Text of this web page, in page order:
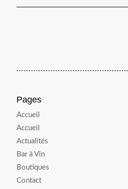
Pages
Accueil
Accueil
Actualités
Bar à Vin
Boutiques
Contact